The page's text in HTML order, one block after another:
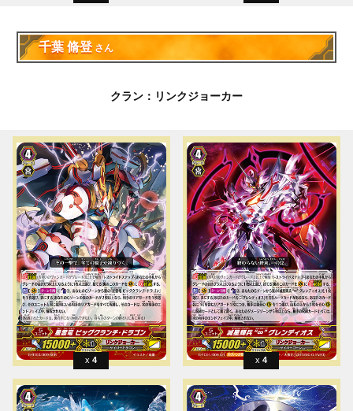
千葉 脩登さん
クラン：リンクジョーカー
4 4